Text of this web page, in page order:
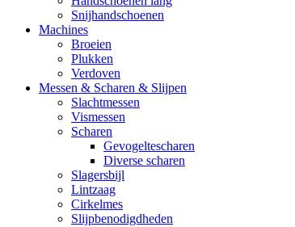
Snijhandschoenen
Machines
Broeien
Plukken
Verdoven
Messen & Scharen & Slijpen
Slachtmessen
Vismessen
Scharen
Gevogeltescharen
Diverse scharen
Slagersbijl
Lintzaag
Cirkelmes
Slijpbenodigdheden